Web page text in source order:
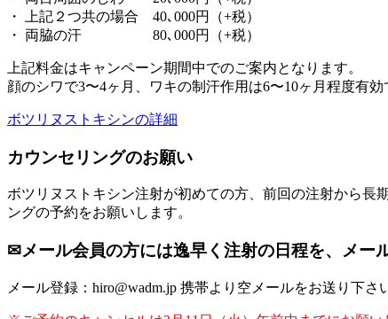
・ 上記２つ共の場合 40､000円（+税）
・ 両脇の汗 80､000円（+税）
上記料金はキャンペーン期間中でのご案内となります。
顔のシワで3〜4ヶ月、ワキの制汗作用は6〜10ヶ月程度有効
ボツリヌストキシンの詳細
カウンセリングのお願い
ボツリヌストキシン注射が初めての方、前回の注射から長
ングの予約をお願いします。
✉メール会員の方には逸早く注射の日程を、メー
メール登録：hiro@wadm.jp 携帯より空メールをお送り下